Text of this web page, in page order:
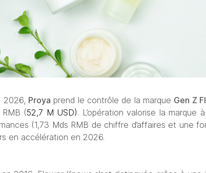
2026, Proya prend le contrôle de la marque Gen Z
(52,7 M USD). L’opération valorise la marque
(1,73 Mds RMB de chiffre d’affaires et une
en accélération en 2026.